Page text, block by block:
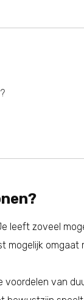
leeft zoveel
mogelijk omgaat
van